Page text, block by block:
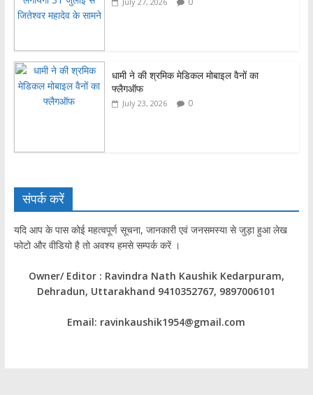
धामी ने की श्रमिक मेडिकल मोबाइल वैनों का
फ्लैगऑफ
July 23, 2026 0
संपर्क करें
यदि आप के पास कोई महत्वपूर्ण सूचना, जानकारी एवं जनसमस्या से जुड़ा हुआ लेख
फोटो और वीडियो है तो अवश्य हमसे सम्पर्क करें ।
Owner/ Editor : Ravindra Nath Kaushik Kedarpuram,
Dehradun, Uttarakhand 9410352767, 9897006101
Email: ravinkaushik1954@gmail.com